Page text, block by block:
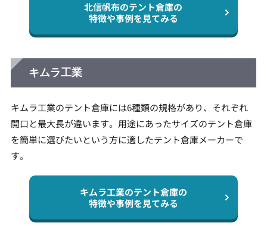
北信帆布のテント倉庫の
特徴や事例を見てみる
キムラ工業
キムラ工業のテント倉庫には6種類の規格があり、それぞれ
開口と最大長が違います。用途にあったサイズのテント倉庫
を簡単に選びたいという方に適したテント倉庫メーカーで
す。
キムラ工業のテント倉庫の
特徴や事例を見てみる